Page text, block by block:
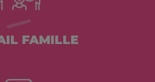
FAMILLE